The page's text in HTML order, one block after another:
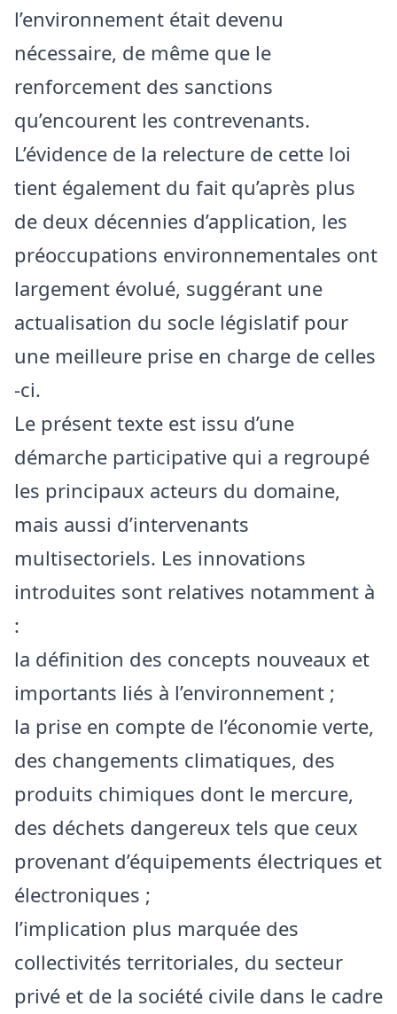
l’environnement était devenu
nécessaire, de même que le
renforcement des sanctions
qu’encourent les contrevenants.
L’évidence de la relecture de cette loi
tient également du fait qu’après plus
de deux décennies d’application, les
préoccupations environnementales ont
largement évolué, suggérant une
actualisation du socle législatif pour
une meilleure prise en charge de celles
-ci.
Le présent texte est issu d’une
démarche participative qui a regroupé
les principaux acteurs du domaine,
mais aussi d’intervenants
multisectoriels. Les innovations
introduites sont relatives notamment à
:
la définition des concepts nouveaux et
importants liés à l’environnement ;
la prise en compte de l’économie verte,
des changements climatiques, des
produits chimiques dont le mercure,
des déchets dangereux tels que ceux
provenant d’équipements électriques et
électroniques ;
l’implication plus marquée des
collectivités territoriales, du secteur
privé et de la société civile dans le cadre